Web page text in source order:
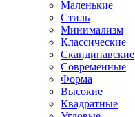
Маленькие
Стиль
Минимализм
Классические
Скандинавские
Современные
Форма
Высокие
Квадратные